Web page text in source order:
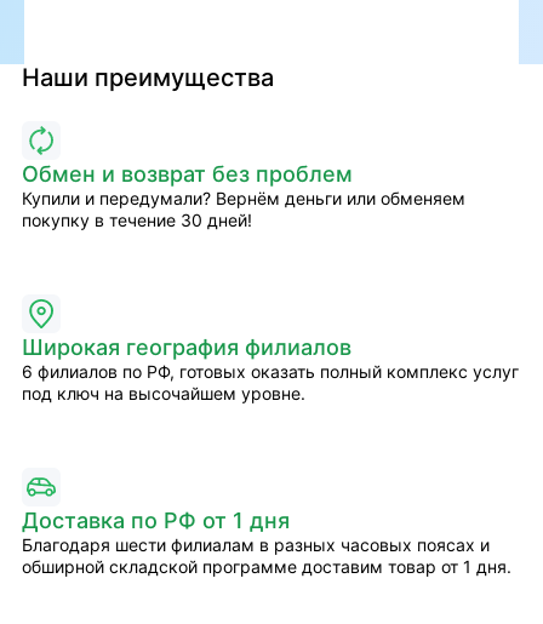
Наши преимущества
Обмен и возврат без проблем
Купили и передумали? Вернём деньги или обменяем
покупку в течение 30 дней!
Широкая география филиалов
6 филиалов по РФ, готовых оказать полный комплекс услуг
под ключ на высочайшем уровне.
Доставка по РФ от 1 дня
Благодаря шести филиалам в разных часовых поясах и
обширной складской программе доставим товар от 1 дня.